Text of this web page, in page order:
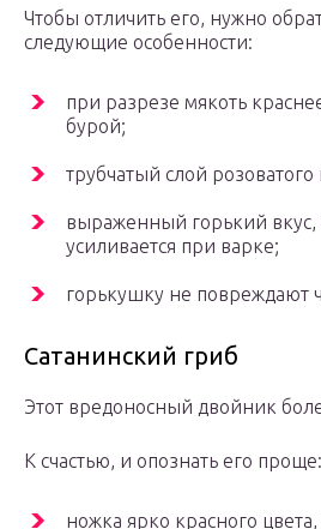
Чтобы отличить его, нужно
следующие особенности:
при разрезе мякоть
бурой;
трубчатый слой розоватого
выраженный горький
усиливается при варке;
горькушку не повреждают
Сатанинский гриб
Этот вредоносный двойник
К счастью, и опознать его проще:
ножка ярко красного